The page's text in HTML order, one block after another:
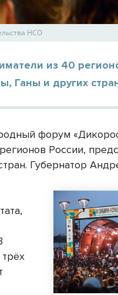
НСО
из 40
Ганы и других
форум
России,
Губернатор